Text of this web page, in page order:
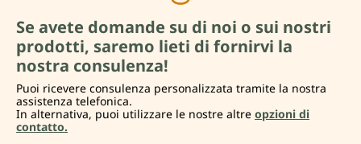
Se avete domande su di noi o sui nostri
prodotti, saremo lieti di fornirvi la
nostra consulenza!
Puoi ricevere consulenza personalizzata tramite la nostra
assistenza telefonica.
In alternativa, puoi utilizzare le nostre altre opzioni di
contatto.